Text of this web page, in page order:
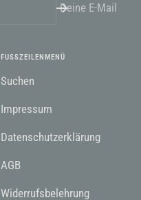
Deine E-Mail
FUSSZEILENMENÜ
Suchen
Impressum
Datenschutzerklärung
AGB
Widerrufsbelehrung